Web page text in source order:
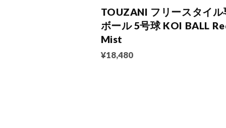
TOUZANI フリースタイル
ボール 5号球 KOI BALL
Mist
¥18,480